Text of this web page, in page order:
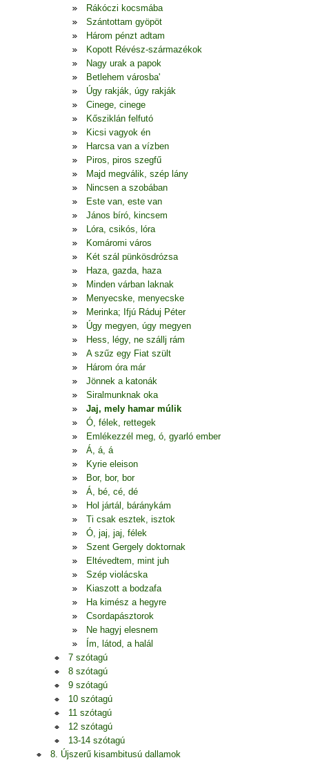
Rákóczi kocsmába
Szántottam gyöpöt
Három pénzt adtam
Kopott Révész-származékok
Nagy urak a papok
Betlehem városba'
Úgy rakják, úgy rakják
Cinege, cinege
Kősziklán felfutó
Kicsi vagyok én
Harcsa van a vízben
Piros, piros szegfű
Majd megválik, szép lány
Nincsen a szobában
Este van, este van
János bíró, kincsem
Lóra, csikós, lóra
Komáromi város
Két szál pünkösdrózsa
Haza, gazda, haza
Minden várban laknak
Menyecske, menyecske
Merinka; Ifjú Ráduj Péter
Úgy megyen, úgy megyen
Hess, légy, ne szállj rám
A szűz egy Fiat szült
Három óra már
Jönnek a katonák
Siralmunknak oka
Jaj, mely hamar múlik
Ó, félek, rettegek
Emlékezzél meg, ó, gyarló ember
Á, á, á
Kyrie eleison
Bor, bor, bor
Á, bé, cé, dé
Hol jártál, báránykám
Ti csak esztek, isztok
Ó, jaj, jaj, félek
Szent Gergely doktornak
Eltévedtem, mint juh
Szép violácska
Kiaszott a bodzafa
Ha kimész a hegyre
Csordapásztorok
Ne hagyj elesnem
Ím, látod, a halál
7 szótagú
8 szótagú
9 szótagú
10 szótagú
11 szótagú
12 szótagú
13-14 szótagú
8. Újszerű kisambitusú dallamok